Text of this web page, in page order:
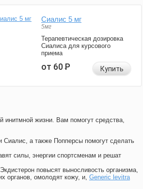
Сиалис 5 мг
5мг
Терапевтическая дозировка
Сиалиса для курсового
приема
от 60Р Купить
инитмной жизни. Вам помогут средства,
Сиалис, а также Попперсы помогут сделать
силы, энергии спортсменам и решат
повысят выносливость организма,
органов, омолодят кожу, и, Generic levitra